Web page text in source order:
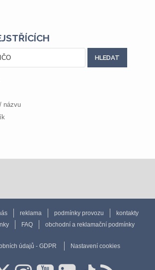
názvu
reklama podmínky provozu
kontakty
FAQ obchodní a reklamační podmínky
údajů - GDPR Nastavení cookies